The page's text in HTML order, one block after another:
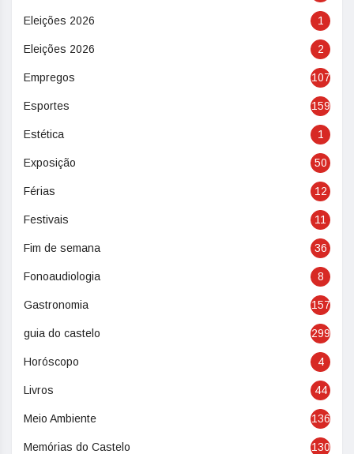
Eleições 2026 1
Eleições 2026 2
Empregos 107
Esportes 159
Estética 1
Exposição 50
Férias 12
Festivais 11
Fim de semana 36
Fonoaudiologia 8
Gastronomia 157
guia do castelo 299
Horóscopo 4
Livros 44
Meio Ambiente 136
Memórias do Castelo 130